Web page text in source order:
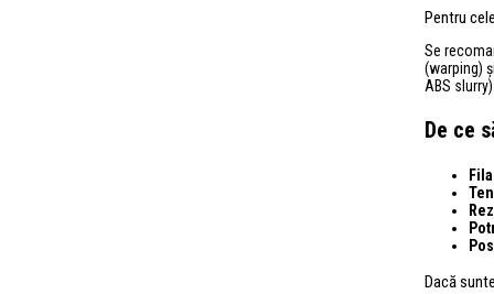
Pentru
Se
(warping)
ABS
De ce
Dacă